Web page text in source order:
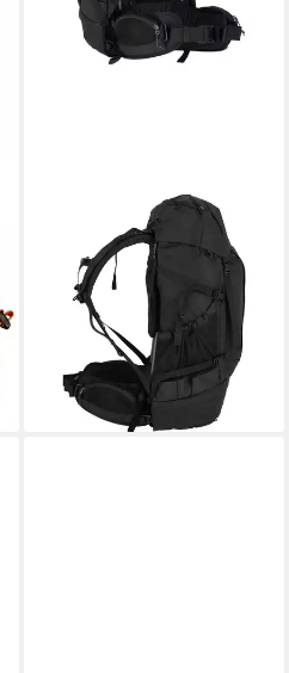
Sportrucksack Abisko,
Polyamid
329,95 €
lieferbar - in 2-3 Werktagen bei dir